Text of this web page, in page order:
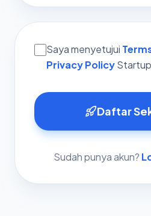
Saya menyetujui
Privacy Policy
Daftar
Sudah punya akun?